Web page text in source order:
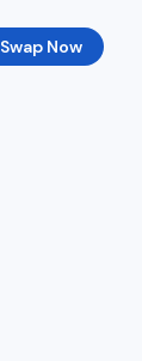
Swap Now